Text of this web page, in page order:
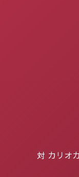
対 カリオ